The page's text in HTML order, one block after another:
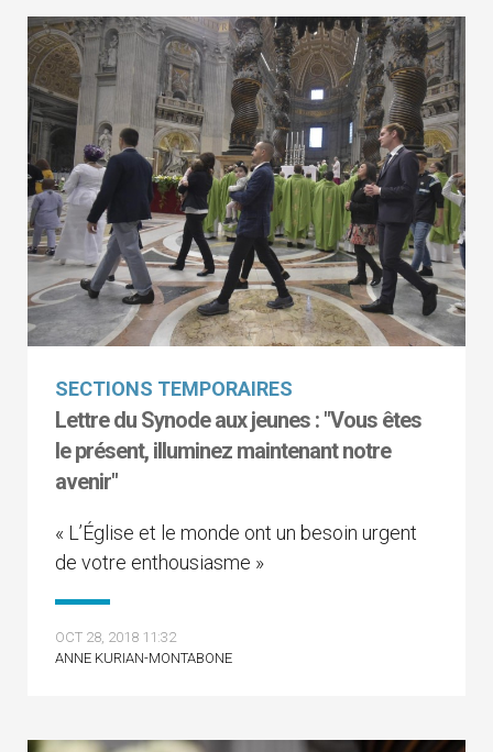
SECTIONS TEMPORAIRES
Lettre du Synode aux jeunes : "Vous êtes
le présent, illuminez maintenant notre
avenir"
« L’Église et le monde ont un besoin urgent
de votre enthousiasme »
OCT 28, 2018 11:32
ANNE KURIAN-MONTABONE